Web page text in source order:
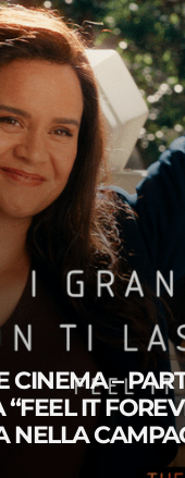
CINEMA –
“FEEL IT
NELLA
TAIKA